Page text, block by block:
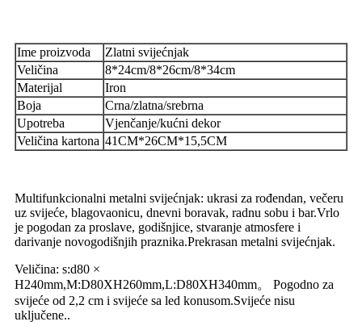
Ime proizvoda
Zlatni svijećnjak
Veličina
8*24cm/8*26cm/8*34cm
Materijal
Iron
Boja
Crna/zlatna/srebrna
Upotreba
Vjenčanje/kućni dekor
Veličina kartona 41CM*26CM*15,5CM
Multifunkcionalni metalni svijećnjak: ukrasi za rođendan, večeru
uz svijeće, blagovaonicu, dnevni boravak, radnu sobu i bar.Vrlo
je pogodan za proslave, godišnjice, stvaranje atmosfere i
darivanje novogodišnjih praznika.Prekrasan metalni svijećnjak.
Veličina: s:d80 ×
H240mm,M:D80XH260mm,L:D80XH340mm。 Pogodno za
svijeće od 2,2 cm i svijeće sa led konusom.Svijeće nisu
uključene..